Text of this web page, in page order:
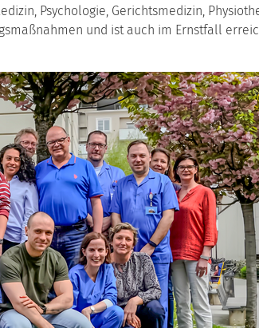
Psychologie, Gerichtsmedizin,
und ist auch im Ernstfall